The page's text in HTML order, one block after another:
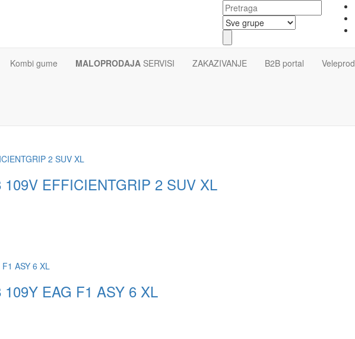
Kombi gume MALOPRODAJA SERVISI ZAKAZIVANJE B2B portal
109V EFFICIENTGRIP 2 SUV XL
EAG F1 ASY 6 XL